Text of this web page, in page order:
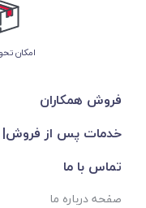
اﻣﮑﺎن
فروش همکاران
خدمات پس از فروش|
تماس با ما
صفحه درباره ما